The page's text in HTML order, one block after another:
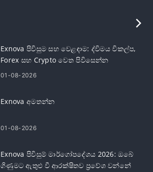
Exnova පිවිසුම සහ වෙළඳාම: ද්විමය විකල්ප,
Forex සහ Crypto වෙත පිවිසෙන්න
01-08-2026
Exnova අමතන්න
01-08-2026
Exnova පිවිසුම් මාර්ගෝපදේශය 2026: ඔබේ
ගිණුමට ඇතුළු වී ආරක්ෂිතව ප්‍රවේශ වන්නේ